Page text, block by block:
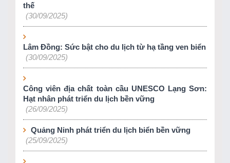
thế
(30/09/2025)
Lâm Đồng: Sức bật cho du lịch từ hạ tầng ven biển
(30/09/2025)
Công viên địa chất toàn cầu UNESCO Lạng Sơn:
Hạt nhân phát triển du lịch bền vững
(26/09/2025)
Quảng Ninh phát triển du lịch biển bền vững
(25/09/2025)